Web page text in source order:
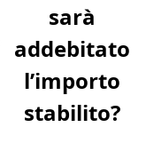
sarà
addebitato
l’importo
stabilito?